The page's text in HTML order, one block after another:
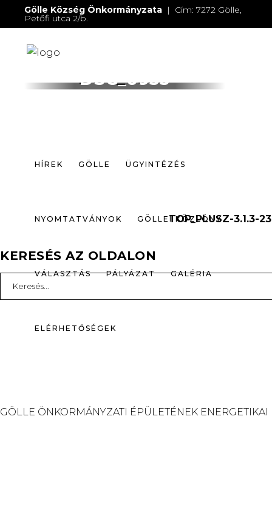
Gölle Község Önkormányzata | Cím: 7272 Gölle,
Petőfi utca 2/b.
HÍREK GÖLLE ÜGYINTÉZÉS
NYOMTATVÁNYOK GÖLLEI KÖZLÖNY
VÁLASZTÁS PÁLYÁZAT GALÉRIA
ELÉRHETŐSÉGEK
DSC_0933
TOP_PLUSZ-
KERESÉS AZ OLDALON
for:
GÖLLE ÖNKORMÁNYZATI ÉPÜLETÉNEK ENERGETIKAI